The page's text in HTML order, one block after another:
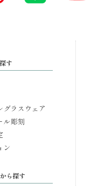
す
グラスウェア
ル彫刻
ン
ら探す